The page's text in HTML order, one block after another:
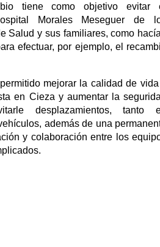
tiene como objetivo evitar
Morales Meseguer de
Salud y sus familiares, como
efectuar, por ejemplo, el
mejorar la calidad de
en Cieza y aumentar la
desplazamientos, tanto
además de una
y colaboración entre los